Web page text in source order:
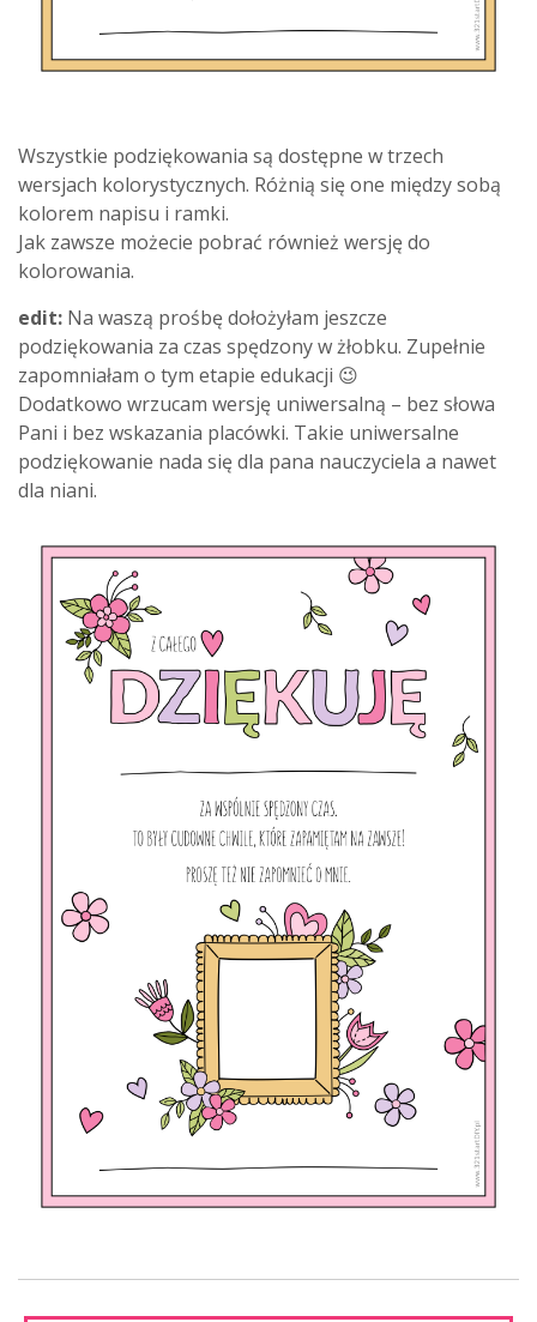
Wszystkie podziękowania są dostępne w trzech
wersjach kolorystycznych. Różnią się one między sobą
kolorem napisu i ramki.
Jak zawsze możecie pobrać również wersję do
kolorowania.
edit: Na waszą prośbę dołożyłam jeszcze
podziękowania za czas spędzony w żłobku. Zupełnie
zapomniałam o tym etapie edukacji 😉
Dodatkowo wrzucam wersję uniwersalną – bez słowa
Pani i bez wskazania placówki. Takie uniwersalne
podziękowanie nada się dla pana nauczyciela a nawet
dla niani.